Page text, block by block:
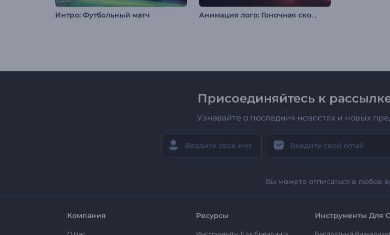
Интро: Футбольный матч Анимация лого: Гоночная скорость
Присоединяйтесь к
Узнавайте о последних новостях и новых
Вы можете отписаться в любое
Компания Ресурсы Инструменты Для